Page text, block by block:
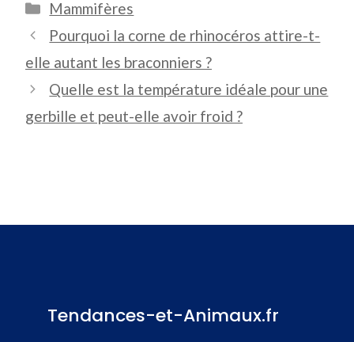
Catégories
Mammifères
Pourquoi la corne de rhinocéros attire-t-
elle autant les braconniers ?
Quelle est la température idéale pour une
gerbille et peut-elle avoir froid ?
Tendances-et-Animaux.fr